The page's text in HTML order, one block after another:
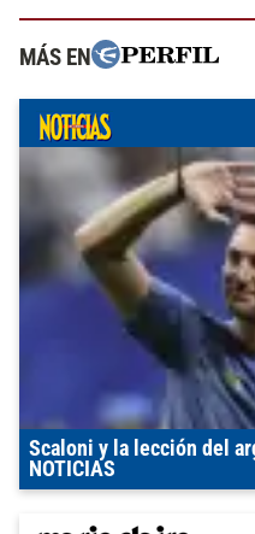
MÁS EN
Scaloni y la lección del
NOTICIAS